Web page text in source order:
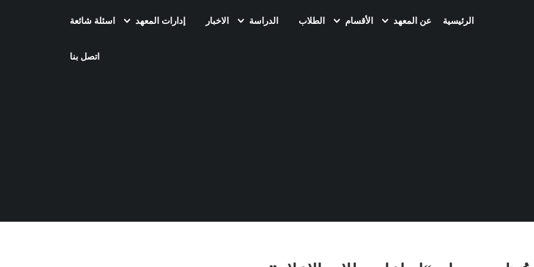
الرئيسية عن المعهد الأقسام الطلاب الدراسة الاخبار إدارات المعهد اسئلة شائعة
اتصل بنا